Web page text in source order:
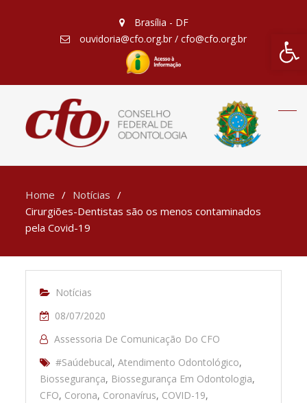
Barra
Brasília - DF
ouvidoria@cfo.org.br / cfo@cfo.org.br
Home
Notícias
Cirurgiões-Dentistas são os menos contaminados
pela Covid-19
Notícias
08/07/2020
Assessoria De Comunicação Do CFO
#Saúdebucal,Atendimento Odontológico,
Biossegurança, Biossegurança Em Odontologia,
CFO, Corona, Coronavírus, COVID-19,